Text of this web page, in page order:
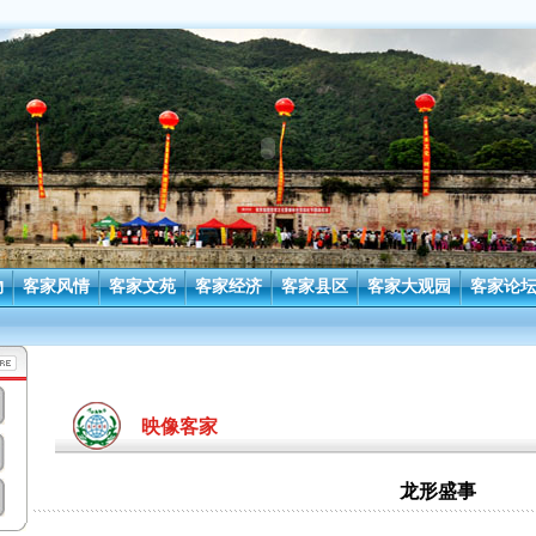
客家风情 客家文苑 客家经济 客家县区 客家大观园 客家论坛
映像客家
龙形盛事